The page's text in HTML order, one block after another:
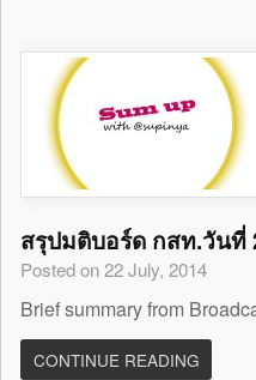
สรุปมติบอร์ด กสท.วันที่
Posted on 22 July, 2014
Brief summary from
CONTINUE READING